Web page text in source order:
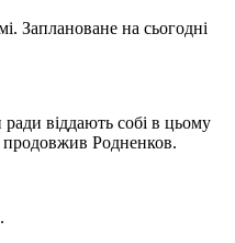
Заплановане на сьогодні
віддають собі в цьому
продовжив Родненков.